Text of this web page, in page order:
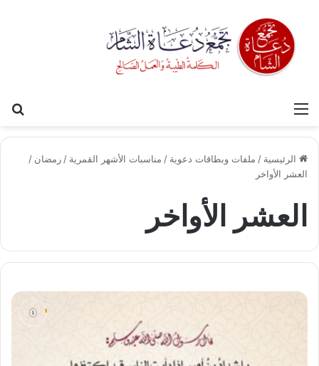
القائمة
الرئيسية / ملفات وبطاقات دعوية / مناسبات الأشهر القمرية /رمضان /
العشر الأواخر
العشر الأواخر